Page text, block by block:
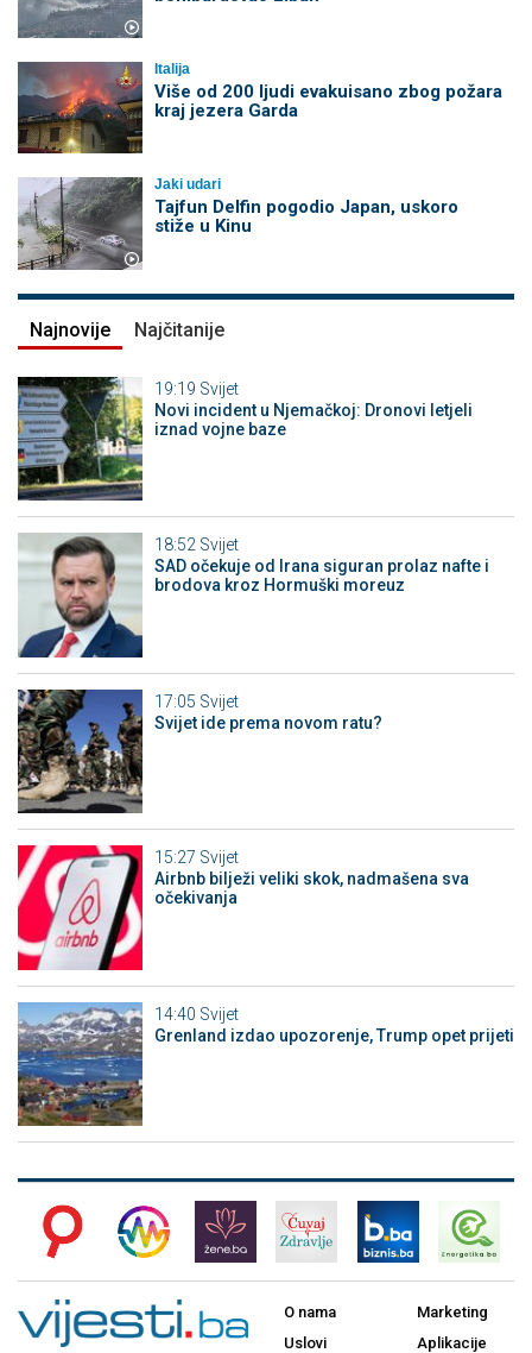
Italija
Više od 200 ljudi evakuisano zbog požara
kraj jezera Garda
Jaki udari
Tajfun Delfin pogodio Japan, uskoro
stiže u Kinu
Najnovije Najčitanije
19:19 Svijet
Novi incident u Njemačkoj: Dronovi letjeli
iznad vojne baze
18:52 Svijet
SAD očekuje od Irana siguran prolaz nafte i
brodova kroz Hormuški moreuz
17:05 Svijet
Svijet ide prema novom ratu?
15:27 Svijet
Airbnb bilježi veliki skok, nadmašena sva
očekivanja
14:40 Svijet
Grenland izdao upozorenje, Trump opet prijeti
O nama
Uslovi
Marketing
Aplikacije